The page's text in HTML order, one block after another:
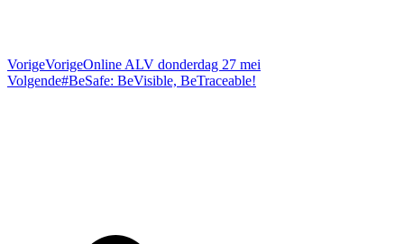
VorigeVorigeOnline ALV donderdag 27 mei
Volgende#BeSafe: BeVisible, BeTraceable!